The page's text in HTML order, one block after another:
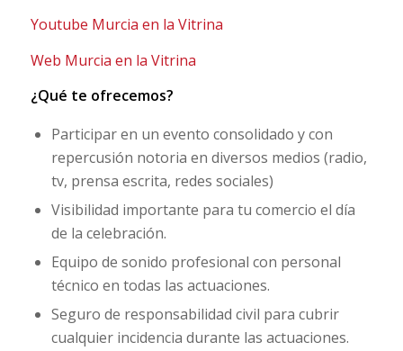
Youtube Murcia en la Vitrina
Web Murcia en la Vitrina
¿Qué te ofrecemos?
Participar en un evento consolidado y con
repercusión notoria en diversos medios (radio,
tv, prensa escrita, redes sociales)
Visibilidad importante para tu comercio el día
de la celebración.
Equipo de sonido profesional con personal
técnico en todas las actuaciones.
Seguro de responsabilidad civil para cubrir
cualquier incidencia durante las actuaciones.